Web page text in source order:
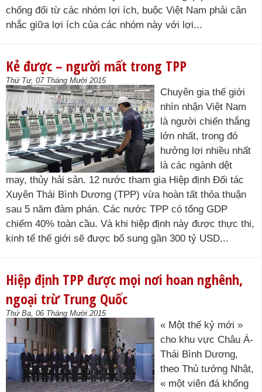
chống đối từ các nhóm lợi ích, buộc Việt Nam phải cân
nhắc giữa lợi ích của các nhóm này với lợi...
Kẻ được – người mất trong TPP
Thứ Tư, 07 Tháng Mười 2015
Chuyên gia thế giới
nhìn nhận Việt Nam
là người chiến thắng
lớn nhất, trong đó
hưởng lợi nhiều nhất
là các ngành dệt
may, thủy hải sản. 12 nước tham gia Hiệp định Đối tác
Xuyên Thái Bình Dương (TPP) vừa hoàn tất thỏa thuận
sau 5 năm đàm phán. Các nước TPP có tổng GDP
chiếm 40% toàn cầu. Và khi hiệp định này được thực thi,
kinh tế thế giới sẽ được bổ sung gần 300 tỷ USD...
Hiệp định TPP được mọi nơi hoan nghênh,
ngoại trừ Trung Quốc
Thứ Ba, 06 Tháng Mười 2015
« Một thế kỷ mới »
cho khu vực Châu Á-
Thái Bình Dương,
theo Thủ tướng Nhật,
« một viên đá khổng